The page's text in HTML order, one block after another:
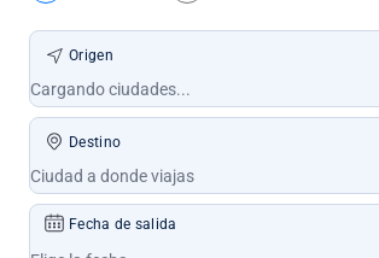
Origen
Destino
Fecha de salida